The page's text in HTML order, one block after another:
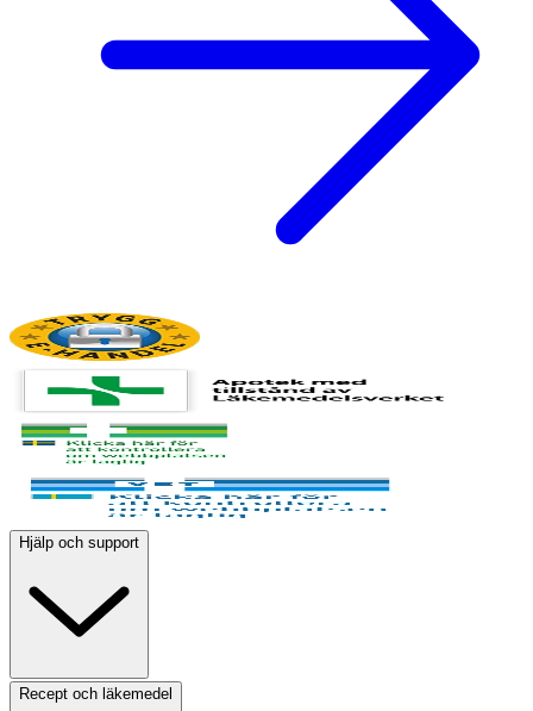
Hjälp och support
Recept och läkemedel